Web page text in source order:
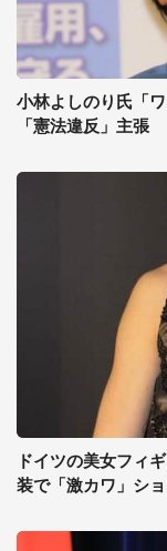
小林よしのり氏「
「憲法違反」主張
ドイツの美女フィ
装で「激カワ」シ